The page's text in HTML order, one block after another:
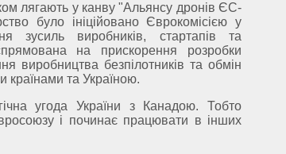
лягають у канву "Альянсу дронів ЄС-
було ініційовано Єврокомісією у
зусиль виробників, стартапів та
на прискорення розробки
виробництва безпілотників та обмін
країнами та Україною.
угода України з Канадою. Тобто
і починає працювати в інших